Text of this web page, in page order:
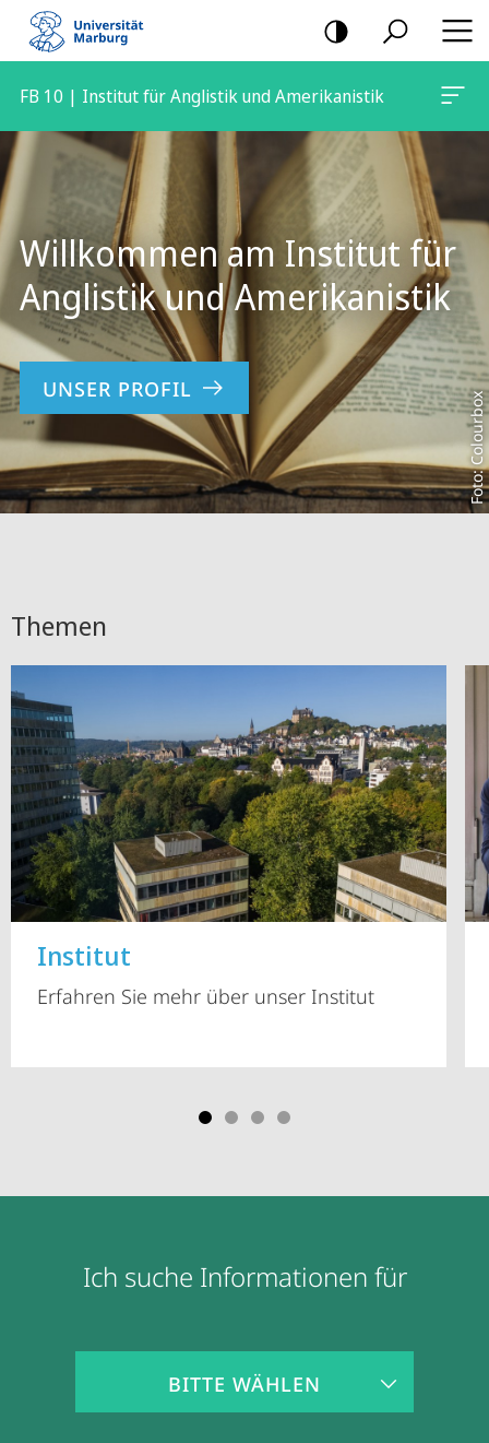
Mobile-
Navigation
FB 10 | Institut für Anglistik und Amerikanistik
Hauptinhalt
Foto: Colourbox
Willkommen am Institut für
Anglistik und Amerikanistik
UNSER PROFIL
Themen
Institut
Erfahren Sie mehr über unser Institut
Zielgruppeninformationen
Ich suche Informationen für
BITTE WÄHLEN